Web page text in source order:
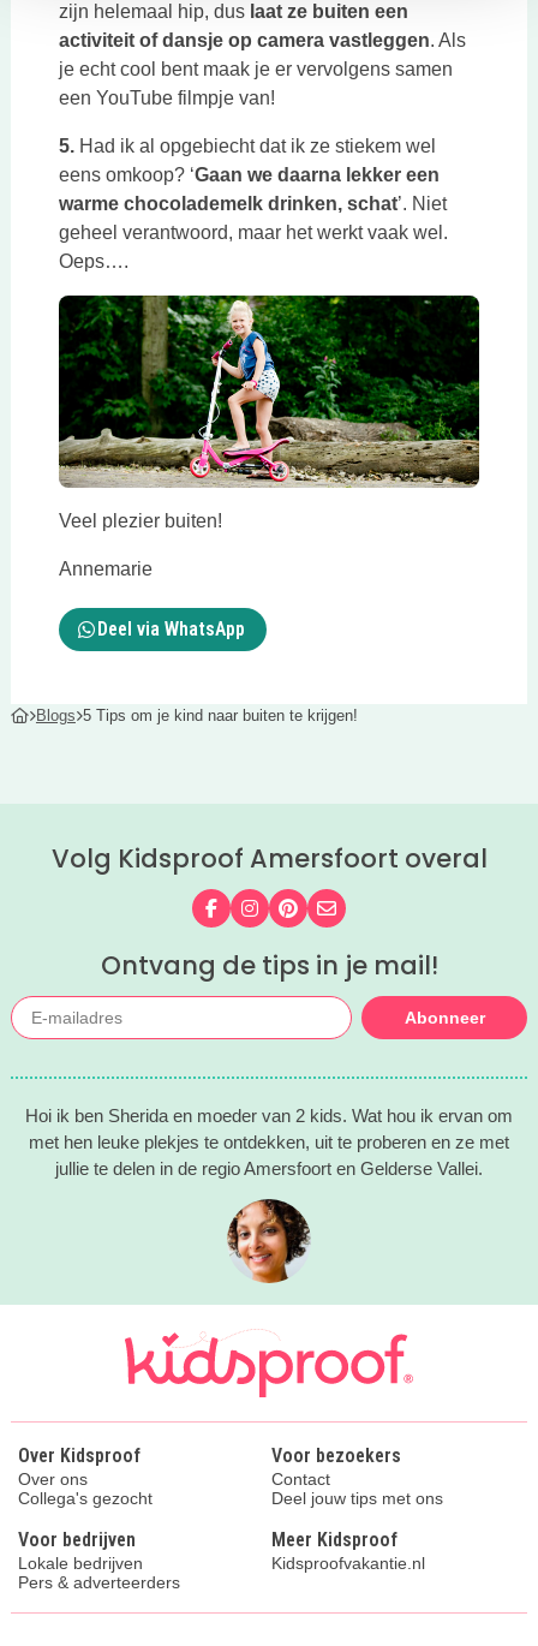
zijn helemaal hip, dus laat ze buiten een
activiteit of dansje op camera vastleggen. Als
je echt cool bent maak je er vervolgens samen
een YouTube filmpje van!
5.Had ik al opgebiecht dat ik ze stiekem wel
eens omkoop? ‘Gaan we daarna lekker een
warme chocolademelk drinken, schat’. Niet
geheel verantwoord, maar het werkt vaak wel.
Oeps….
Veel plezier buiten!
Annemarie
Deel via WhatsApp
Blogs 5 Tips om je kind naar buiten te krijgen!
Volg Kidsproof Amersfoort overal
Volg ons op Facebook
Volg ons op Instagram
Volg ons op Pinterest
Mail ons
Ontvang de tips in je mail!
Abonneer
Hoi ik ben Sherida en moeder van 2 kids. Wat hou ik ervan om
met hen leuke plekjes te ontdekken, uit te proberen en ze met
jullie te delen in de regio Amersfoort en Gelderse Vallei.
Over Kidsproof
Over ons
Collega's gezocht
Voor bezoekers
Contact
Deel jouw tips met ons
Voor bedrijven
Lokale bedrijven
Pers & adverteerders
Meer Kidsproof
Kidsproofvakantie.nl